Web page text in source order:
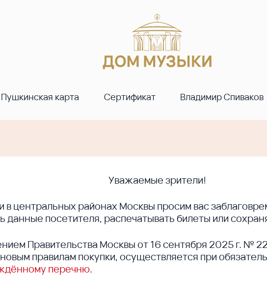
Пушкинская карта Сертификат Владимир Спиваков
Уважаемые зрители!
в центральных районах Москвы просим вас
посетителя, распечатывать билеты или
Правительства Москвы от 16 сентября 2025 г. №
правилам покупки, осуществляется при
перечню.